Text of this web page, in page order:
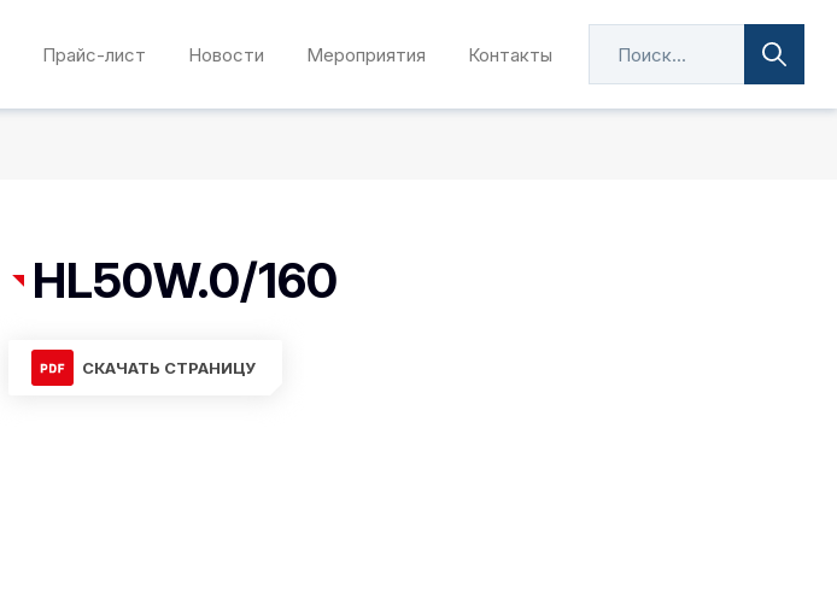
Прайс-лист Новости Мероприятия Контакты
HL50W.0/160
СКАЧАТЬ СТРАНИЦУ